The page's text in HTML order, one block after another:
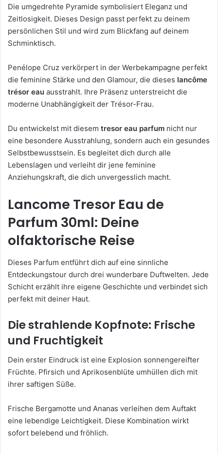
Die umgedrehte Pyramide symbolisiert Eleganz und
Zeitlosigkeit. Dieses Design passt perfekt zu deinem
persönlichen Stil und wird zum Blickfang auf deinem
Schminktisch.
Penélope Cruz verkörpert in der Werbekampagne perfekt
die feminine Stärke und den Glamour, die dieses lancôme
trésor eau ausstrahlt. Ihre Präsenz unterstreicht die
moderne Unabhängigkeit der Trésor-Frau.
Du entwickelst mit diesem tresor eau parfum nicht nur
eine besondere Ausstrahlung, sondern auch ein gesundes
Selbstbewusstsein. Es begleitet dich durch alle
Lebenslagen und verleiht dir jene feminine
Anziehungskraft, die dich unvergesslich macht.
Lancome Tresor Eau de
Parfum 30ml: Deine
olfaktorische Reise
Dieses Parfum entführt dich auf eine sinnliche
Entdeckungstour durch drei wunderbare Duftwelten. Jede
Schicht erzählt ihre eigene Geschichte und verbindet sich
perfekt mit deiner Haut.
Die strahlende Kopfnote: Frische
und Fruchtigkeit
Dein erster Eindruck ist eine Explosion sonnengereifter
Früchte. Pfirsich und Aprikosenblüte umhüllen dich mit
ihrer saftigen Süße.
Frische Bergamotte und Ananas verleihen dem Auftakt
eine lebendige Leichtigkeit. Diese Kombination wirkt
sofort belebend und fröhlich.